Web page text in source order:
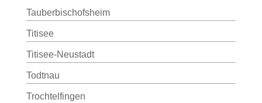
Tauberbischofsheim
Titisee
Titisee-Neustadt
Todtnau
Trochtelfingen